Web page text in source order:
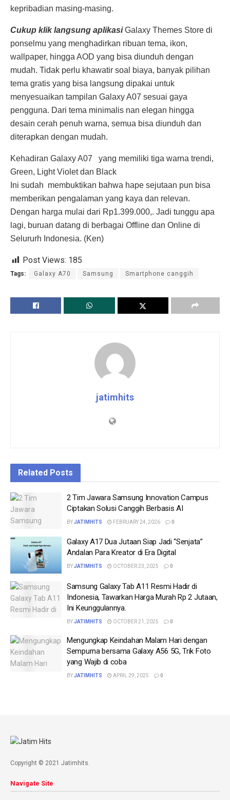
kepribadian masing-masing.
Cukup klik langsung aplikasiGalaxy Themes Store di
ponselmu yang menghadirkan ribuan tema, ikon,
wallpaper, hingga AOD yang bisa diunduh dengan
mudah. Tidak perlu khawatir soal biaya, banyak pilihan
tema gratis yang bisa langsung dipakai untuk
menyesuaikan tampilan Galaxy A07 sesuai gaya
pengguna. Dari tema minimalis nan elegan hingga
desain cerah penuh warna, semua bisa diunduh dan
diterapkan dengan mudah.
Kehadiran Galaxy A07 yang memiliki tiga warna trendi,
Green, Light Violet dan Black
Ini sudah membuktikan bahwa hape sejutaan pun bisa
memberikan pengalaman yang kaya dan relevan.
Dengan harga mulai dari Rp1.399.000,. Jadi tunggu apa
lagi, buruan datang di berbagai Offline dan Online di
Selururh Indonesia. (Ken)
Post Views: 185
Tags: Galaxy A70 Samsung Smartphone canggih
jatimhits
Related Posts
2 Tim Jawara Samsung Innovation Campus
Ciptakan Solusi Canggih Berbasis AI
BYJATIMHITS FEBRUARY 24, 2026 0
Galaxy A17 Dua Jutaan Siap Jadi “Senjata”
Andalan Para Kreator di Era Digital
BYJATIMHITS OCTOBER 23, 2025 0
Samsung Galaxy Tab A11 Resmi Hadir di
Indonesia, Tawarkan Harga Murah Rp 2 Jutaan,
Ini Keunggulannya.
BYJATIMHITS OCTOBER 21, 2025 0
Mengungkap Keindahan Malam Hari dengan
Sempurna bersama Galaxy A56 5G, Trik Foto
yang Wajib di coba
BYJATIMHITS APRIL 29, 2025 0
Copyright © 2021 Jatimhits.
Navigate Site